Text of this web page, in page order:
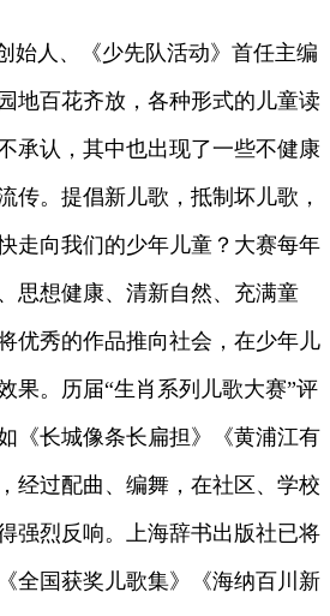
始人、《少先队活动》首任主编
地百花齐放，各种形式的儿童读
承认，其中也出现了一些不健康
传。提倡新儿歌，抵制坏儿歌，
走向我们的少年儿童？大赛每年
思想健康、清新自然、充满童
优秀的作品推向社会，在少年儿
果。历届“生肖系列儿歌大赛”评
《长城像条长扁担》《黄浦江有
经过配曲、编舞，在社区、学校
强烈反响。上海辞书出版社已将
全国获奖儿歌集》《海纳百川新